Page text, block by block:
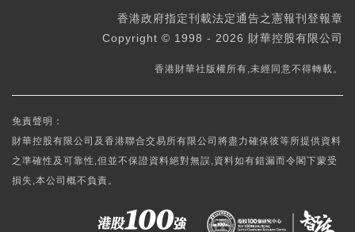
香港政府指定刊載法定通告之憲報刊登報章
Copyright © 1998 - 2026 財華控股有限公司
香港財華社版權所有,未經同意不得轉載。
免責聲明：
財華控股有限公司及香港聯合交易所有限公司將盡力確保彼等所提供資料
之準確性及可靠性,但並不保證資料絕對無誤,資料如有錯漏而令閣下蒙受
損失,本公司概不負責。